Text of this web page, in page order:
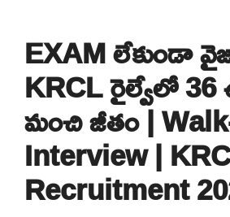
EXAM లేకుండా
KRCL రైల్వేలో 36
మంచి జీతం |
Interview |
Recruitment